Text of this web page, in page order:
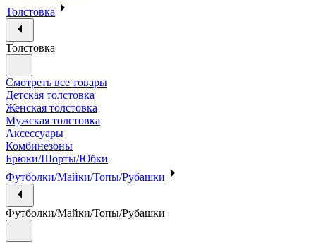
Толстовка
Толстовка
Смотреть все товары
Детская толстовка
Женская толстовка
Мужская толстовка
Аксессуары
Комбинезоны
Брюки/Шорты/Юбки
Футболки/Майки/Топы/Рубашки
Футболки/Майки/Топы/Рубашки